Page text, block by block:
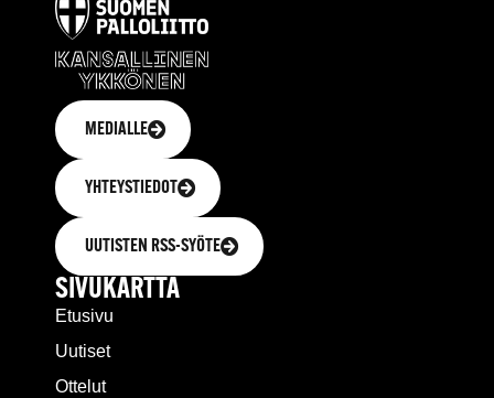
MEDIALLE
YHTEYSTIEDOT
UUTISTEN RSS-SYÖTE
SIVUKARTTA
Etusivu
Uutiset
Ottelut